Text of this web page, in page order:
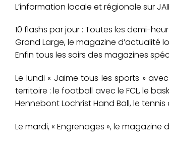
L’information locale et régionale sur
10 flashs par jour : Toutes les demi-
Grand Large, le magazine d’actualité
Enfin tous les soirs des magazines
Le lundi « Jaime tous les sports »
territoire : le football avec le FCL, le
Hennebont Lochrist Hand Ball, le
Le mardi, « Engrenages », le magazine